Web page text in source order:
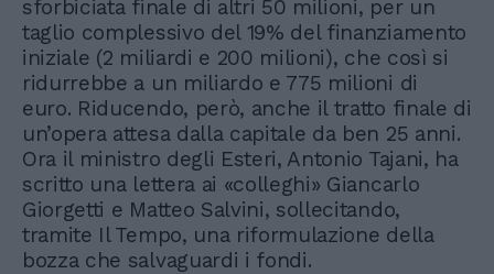
sforbiciata finale di altri 50 milioni, per un
taglio complessivo del 19% del finanziamento
iniziale (2 miliardi e 200 milioni), che così si
ridurrebbe a un miliardo e 775 milioni di
euro. Riducendo, però, anche il tratto finale di
un’opera attesa dalla capitale da ben 25 anni.
Ora il ministro degli Esteri, Antonio Tajani, ha
scritto una lettera ai «colleghi» Giancarlo
Giorgetti e Matteo Salvini, sollecitando,
tramite Il Tempo, una riformulazione della
bozza che salvaguardi i fondi.